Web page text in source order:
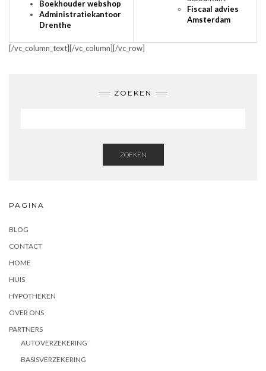
Boekhouder webshop
Administratiekantoor
Drenthe
Fiscaal advies
Amsterdam
[/vc_column_text][/vc_column][/vc_row]
ZOEKEN
ZOEKEN
PAGINA
BLOG
CONTACT
HOME
HUIS
HYPOTHEKEN
OVER ONS
PARTNERS
AUTOVERZEKERING
BASISVERZEKERING